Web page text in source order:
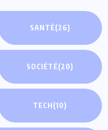
SANTÉ(26)
SOCIÉTÉ(20)
TECH(10)